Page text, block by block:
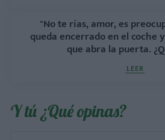
"No te rías, amor, es
queda encerrado en el coche
que abra la puerta.
LEER
Y tú ¿Qué opinas?